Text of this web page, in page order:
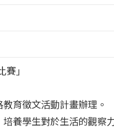
」
育徵文活動計畫辦理。
養學生對於生活的觀察